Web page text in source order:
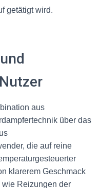
getätigt wird.
aus
über das
die auf reine
klarerem Geschmack
Reizungen der